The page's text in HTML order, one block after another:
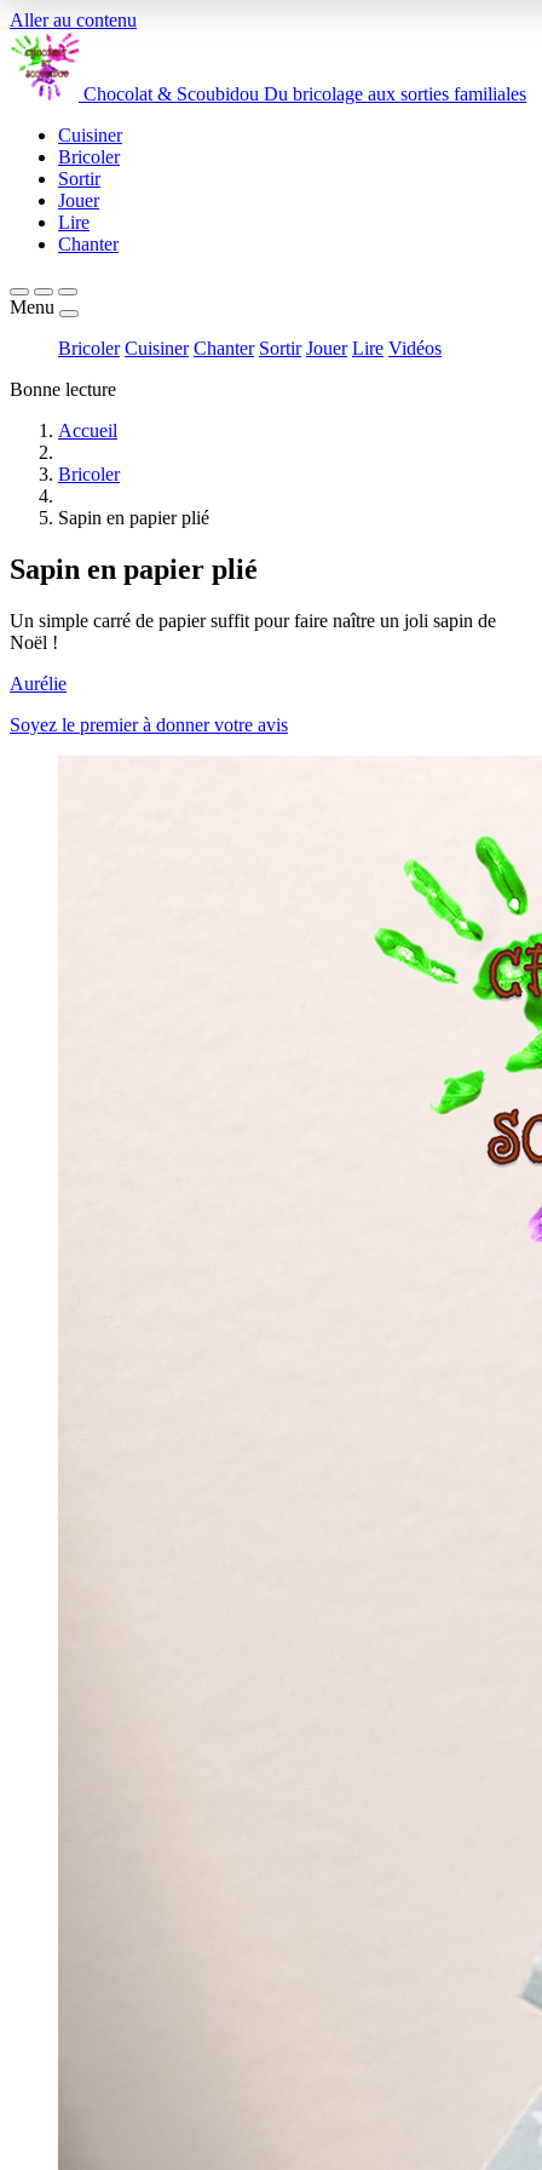
Aller au contenu
Chocolat & Scoubidou Du bricolage aux sorties familiales
Cuisiner
Bricoler
Sortir
Jouer
Lire
Chanter
Menu
Bricoler Cuisiner Chanter Sortir Jouer Lire Vidéos
Bonne lecture
Accueil
Bricoler
Sapin en papier plié
Sapin en papier plié
Un simple carré de papier suffit pour faire naître un joli sapin de
Noël !
Aurélie
Soyez le premier à donner votre avis